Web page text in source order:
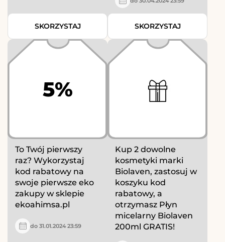
SKORZYSTAJ SKORZYSTAJ
5%
To Twój pierwszy
raz? Wykorzystaj
kod rabatowy na
swoje pierwsze eko
zakupy w sklepie
ekoahimsa.pl
do 31.01.2024 23:59
Kup 2 dowolne
kosmetyki marki
Biolaven, zastosuj w
koszyku kod
rabatowy, a
otrzymasz Płyn
micelarny Biolaven
200ml GRATIS!